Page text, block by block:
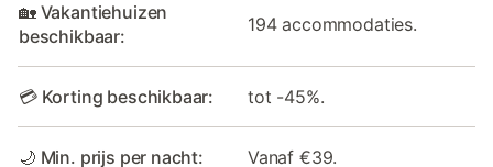
🏡 Vakantiehuizen
beschikbaar:
194 accommodaties.
💳 Korting beschikbaar: tot -45%.
🌙 Min. prijs per nacht: Vanaf €39.